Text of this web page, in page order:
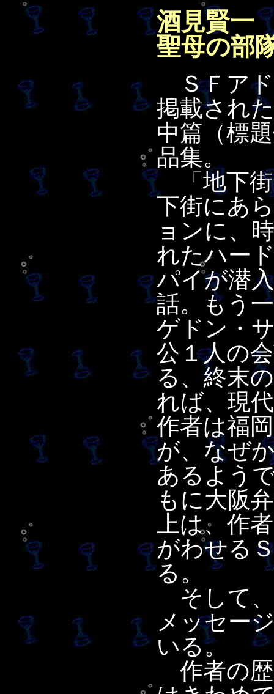
酒見賢一
聖母の部
ＳＦア
掲載され
中篇（標
品集。
「地下街
下街にあ
ョンに、
れたハー
パイが潜
話。もう
ゲドン・
公１人の
る、終末
れば、現
作者は福
が、なぜ
あるよう
もに大阪
上は、作
がわせる
る。
そして
メッセー
いる。
作者の歴